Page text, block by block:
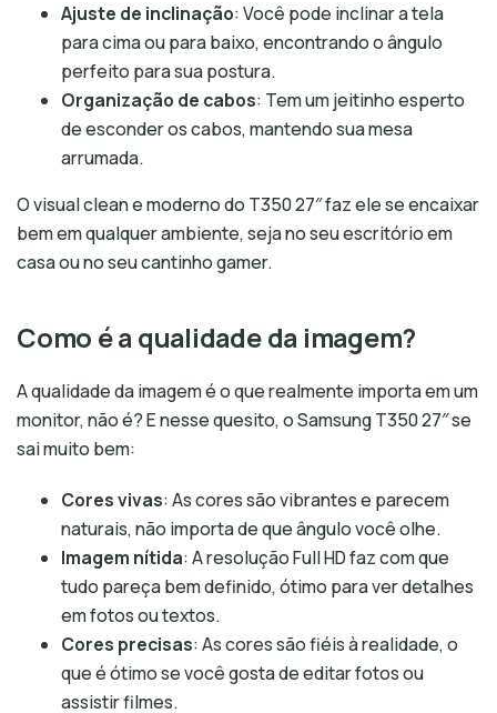
Ajuste de inclinação: Você pode inclinar a tela
para cima ou para baixo, encontrando o ângulo
perfeito para sua postura.
Organização de cabos: Tem um jeitinho esperto
de esconder os cabos, mantendo sua mesa
arrumada.
O visual clean e moderno do T350 27″ faz ele se encaixar
bem em qualquer ambiente, seja no seu escritório em
casa ou no seu cantinho gamer.
Como é a qualidade da imagem?
A qualidade da imagem é o que realmente importa em um
monitor, não é? E nesse quesito, o Samsung T350 27″ se
sai muito bem:
Cores vivas: As cores são vibrantes e parecem
naturais, não importa de que ângulo você olhe.
Imagem nítida: A resolução Full HD faz com que
tudo pareça bem definido, ótimo para ver detalhes
em fotos ou textos.
Cores precisas: As cores são fiéis à realidade, o
que é ótimo se você gosta de editar fotos ou
assistir filmes.